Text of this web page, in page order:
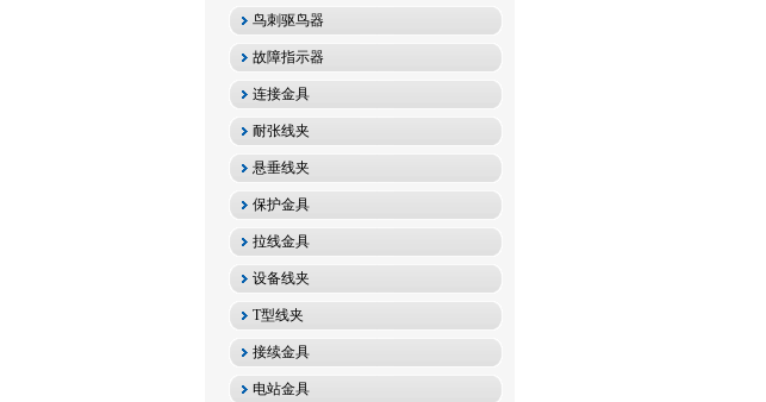
鸟刺驱鸟器
故障指示器
连接金具
耐张线夹
悬垂线夹
保护金具
拉线金具
设备线夹
T型线夹
接续金具
电站金具